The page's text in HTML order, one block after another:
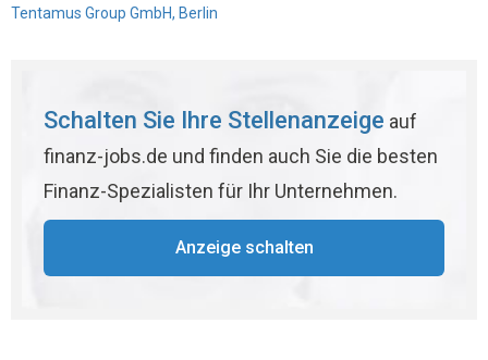
Tentamus Group GmbH, Berlin
Schalten Sie Ihre Stellenanzeige auf
finanz-jobs.de und finden auch Sie die besten
Finanz-Spezialisten für Ihr Unternehmen.
Anzeige schalten